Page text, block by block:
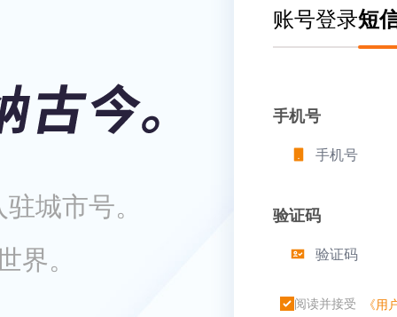
城市号。
。
账号登录短
手机号
验证码
阅读并接受 《用